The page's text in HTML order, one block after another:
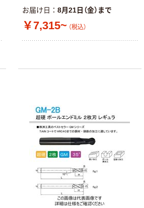
お届け日 8月21日（金）まで
￥7,315~ （税込）